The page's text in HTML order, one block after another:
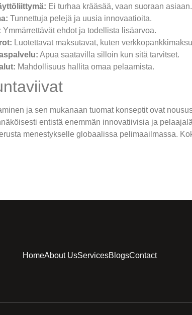
Ei turhaa krääsää, vaan suoraan asiaan.
Tunnettuja pelejä ja uusia innovaatioita.
Ymmärrettävät ehdot ja todellista lisäarvoa.
Luotettavat maksutavat, kuten
Apua saatavilla silloin kun sitä tarvitset.
Mahdollisuus hallita omaa pelaamista.
ja sen mukanaan tuomat konseptit ovat
entistä enemmän innovatiivisia ja
menestykselle globaalissa pelimaailmassa.
HomeAbout UsServicesBlogsContact